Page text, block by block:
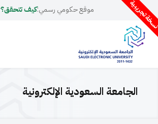
تجريبية موقع حكومي رسمي:كيف تتحقق؟
الجامعة السعودية الإلكترونية